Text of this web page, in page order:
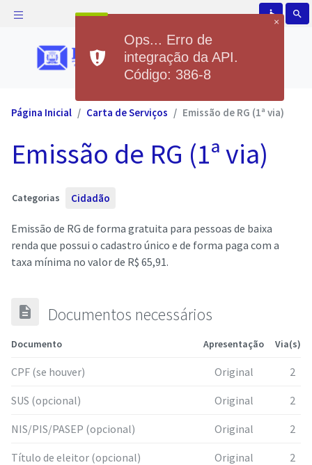
accessible search
Página Inicial Carta de Serviços Emissão de RG (1ª via)
Emissão de RG (1ª via)
Categorias Cidadão
Emissão de RG de forma gratuita para pessoas de baixa
renda que possui o cadastro único e de forma paga com a
taxa mínima no valor de R$ 65,91.
description Documentos necessários
Documento Apresentação Via(s)
CPF (se houver) Original 2
SUS (opcional) Original 2
NIS/PIS/PASEP (opcional) Original 2
Título de eleitor (opcional) Original 2
×
Ops... Erro de
integração da API.
Código: 386-8